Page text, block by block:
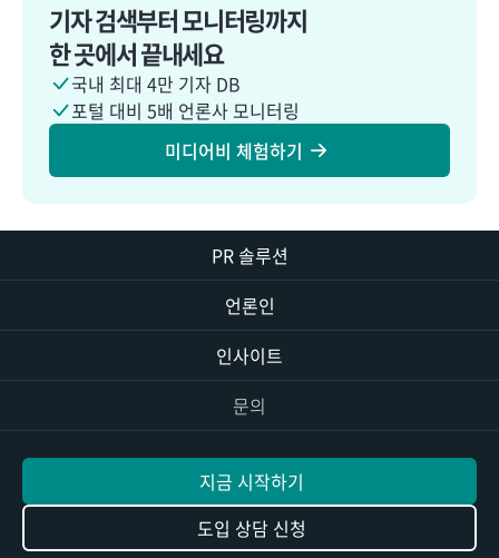
기자 검색부터 모니터링까지
한 곳에서 끝내세요
국내 최대 4만 기자 DB
포털 대비 5배 언론사 모니터링
미디어비 체험하기
PR 솔루션
언론인
인사이트
문의
지금 시작하기
도입 상담 신청